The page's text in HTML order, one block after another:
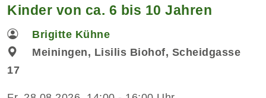
Kinder von ca. 6 bis 10 Jahren
Brigitte Kühne
Meiningen, Lisilis Biohof, Scheidgasse
17